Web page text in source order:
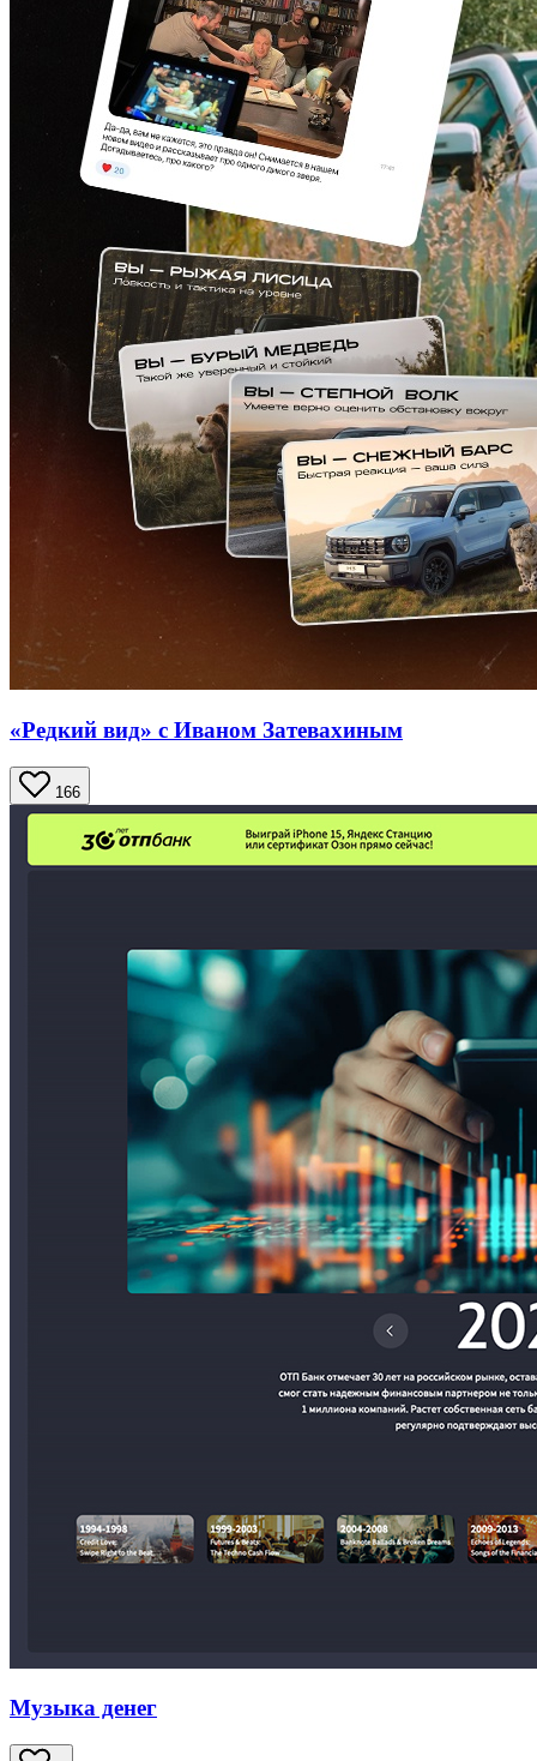
«Редкий вид» с Иваном Затевахиным
166
Музыка денег